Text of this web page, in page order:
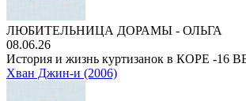
ЛЮБИТЕЛЬНИЦА ДОРАМЫ - ОЛЬГА
08.06.26
История и жизнь куртизанок в КОРЕ
Хван Джин-и (2006)